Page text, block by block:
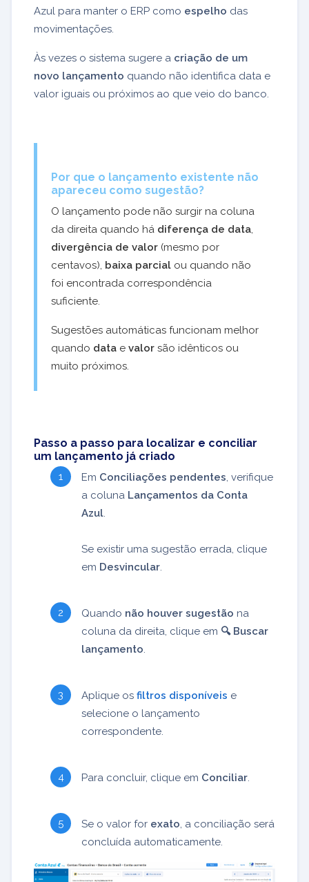
Azul para manter o ERP como espelho das
movimentações.
Às vezes o sistema sugere a criação de um
novo lançamento quando não identifica data e
valor iguais ou próximos ao que veio do banco.
Por que o lançamento existente não
apareceu como sugestão?
O lançamento pode não surgir na coluna
da direita quando há diferença de data,
divergência de valor (mesmo por
centavos), baixa parcial ou quando não
foi encontrada correspondência
suficiente.
Sugestões automáticas funcionam melhor
quando data e valor são idênticos ou
muito próximos.
Passo a passo para localizar e conciliar
um lançamento já criado
Em Conciliações pendentes, verifique
a coluna Lançamentos da Conta
Azul.
Se existir uma sugestão errada, clique
em Desvincular.
Quando não houver sugestão na
coluna da direita, clique em 🔍 Buscar
lançamento.
Aplique os filtros disponíveis e
selecione o lançamento
correspondente.
Para concluir, clique em Conciliar.
Se o valor for exato, a conciliação será
concluída automaticamente.